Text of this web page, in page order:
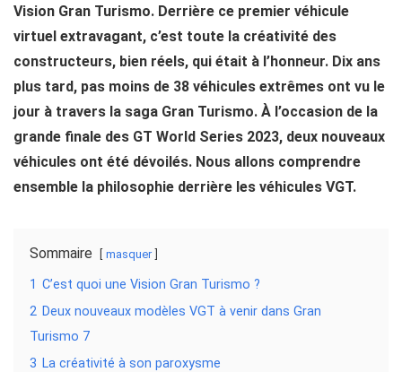
Vision Gran Turismo. Derrière ce premier véhicule
virtuel extravagant, c’est toute la créativité des
constructeurs, bien réels, qui était à l’honneur. Dix ans
plus tard, pas moins de 38 véhicules extrêmes ont vu le
jour à travers la saga Gran Turismo. À l’occasion de la
grande finale des GT World Series 2023, deux nouveaux
véhicules ont été dévoilés. Nous allons comprendre
ensemble la philosophie derrière les véhicules VGT.
Sommaire masquer
1 C’est quoi une Vision Gran Turismo ?
2 Deux nouveaux modèles VGT à venir dans Gran
Turismo 7
3 La créativité à son paroxysme